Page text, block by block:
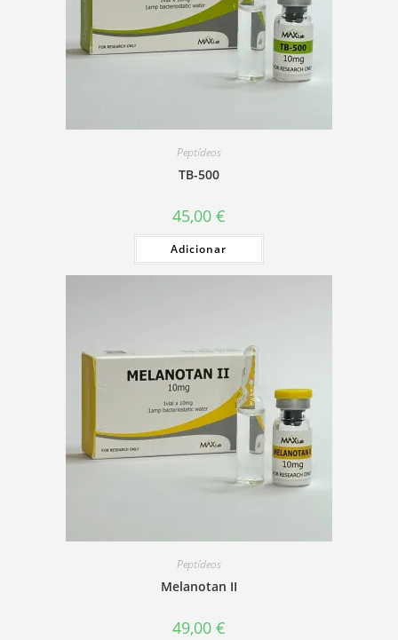
Peptídeos
TB-500
45,00 €
Adicionar
Peptídeos
Melanotan II
49,00 €